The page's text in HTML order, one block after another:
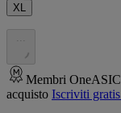
XL
Membri
acquisto Iscriviti